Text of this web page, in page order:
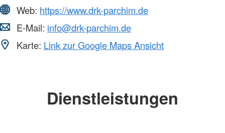
Web: https://www.drk-parchim.de
E-Mail: info@drk-parchim.de
Karte: Link zur Google Maps Ansicht
Dienstleistungen